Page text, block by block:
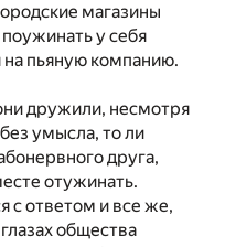
магазины
у себя
на пьяную компанию.
дружили, несмотря
умысла, то ли
друга,
отужинать.
с ответом и все же,
общества